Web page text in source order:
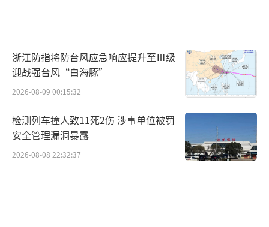
浙江防指将防台风应急响应提升至Ⅲ级
迎战强台风“白海豚”
2026-08-09 00:15:32
检测列车撞人致11死2伤 涉事单位被罚
安全管理漏洞暴露
2026-08-08 22:32:37